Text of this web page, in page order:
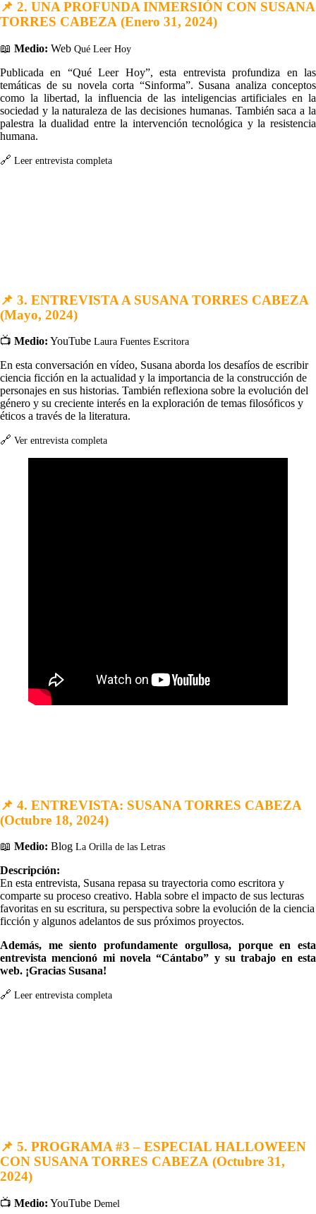
📌 2. UNA PROFUNDA INMERSIÓN CON SUSANA
TORRES CABEZA (Enero 31, 2024)
📖 Medio: Web Qué Leer Hoy
Publicada en “Qué Leer Hoy”, esta entrevista profundiza en las
temáticas de su novela corta “Sinforma”. Susana analiza conceptos
como la libertad, la influencia de las inteligencias artificiales en la
sociedad y la naturaleza de las decisiones humanas. También saca a la
palestra la dualidad entre la intervención tecnológica y la resistencia
humana.
🔗 Leer entrevista completa
📌 3. ENTREVISTA A SUSANA TORRES CABEZA
(Mayo, 2024)
📺 Medio: YouTube Laura Fuentes Escritora
En esta conversación en vídeo, Susana aborda los desafíos de escribir
ciencia ficción en la actualidad y la importancia de la construcción de
personajes en sus historias. También reflexiona sobre la evolución del
género y su creciente interés en la exploración de temas filosóficos y
éticos a través de la literatura.
🔗 Ver entrevista completa
📌 4. ENTREVISTA: SUSANA TORRES CABEZA
(Octubre 18, 2024)
📖 Medio: Blog La Orilla de las Letras
Descripción:
En esta entrevista, Susana repasa su trayectoria como escritora y
comparte su proceso creativo. Habla sobre el impacto de sus lecturas
favoritas en su escritura, su perspectiva sobre la evolución de la ciencia
ficción y algunos adelantos de sus próximos proyectos.
Además, me siento profundamente orgullosa, porque en esta
entrevista mencionó mi novela “Cántabo” y su trabajo en esta
web. ¡Gracias Susana!
🔗 Leer entrevista completa
📌 5. PROGRAMA #3 – ESPECIAL HALLOWEEN
CON SUSANA TORRES CABEZA (Octubre 31,
2024)
📺 Medio: YouTube Demel